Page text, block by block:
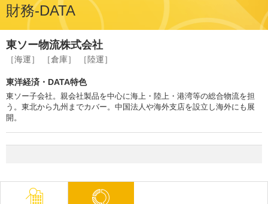
財務-DATA
東ソー物流株式会社
［海運］ ［倉庫］ ［陸運］
東洋経済・DATA特色
東ソー子会社。親会社製品を中心に海上・陸上・港湾等の総合物流を担
う。東北から九州までカバー。中国法人や海外支店を設立し海外にも展
開。